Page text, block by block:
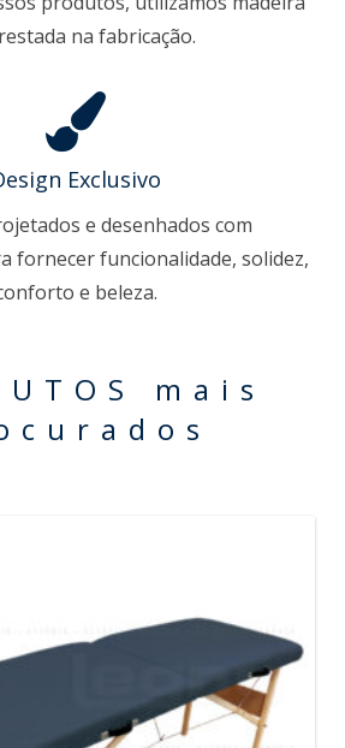
na fabricação.
Exclusivo
e desenhados com
fornecer funcionalidade, solidez,
e beleza.
mais